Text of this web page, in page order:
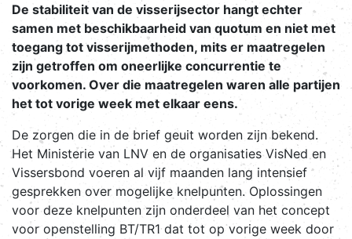
De stabiliteit van de visserijsector hangt echter
samen met beschikbaarheid van quotum en niet met
toegang tot visserijmethoden, mits er maatregelen
zijn getroffen om oneerlijke concurrentie te
voorkomen. Over die maatregelen waren alle partijen
het tot vorige week met elkaar eens.
De zorgen die in de brief geuit worden zijn bekend.
Het Ministerie van LNV en de organisaties VisNed en
Vissersbond voeren al vijf maanden lang intensief
gesprekken over mogelijke knelpunten. Oplossingen
voor deze knelpunten zijn onderdeel van het concept
voor openstelling BT/TR1 dat tot op vorige week door